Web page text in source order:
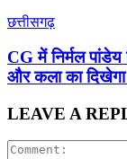
छत्तीसगढ़
CG में निर्मल
और कला का
LEAVE A